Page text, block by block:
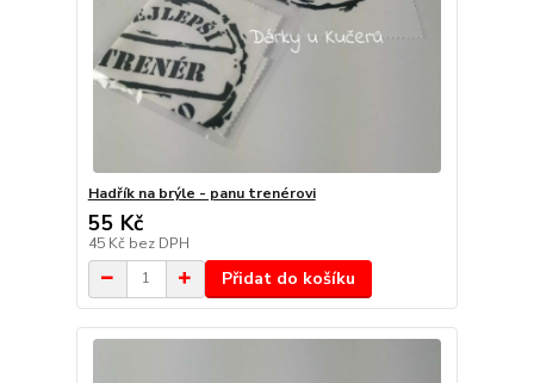
Hadřík na brýle - panu trenérovi
55 Kč
45 Kč bez DPH
Přidat do košíku